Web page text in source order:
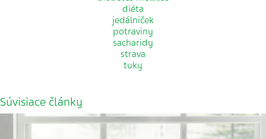
diéta
jedálniček
potraviny
sacharidy
strava
tuky
Súvisiace články